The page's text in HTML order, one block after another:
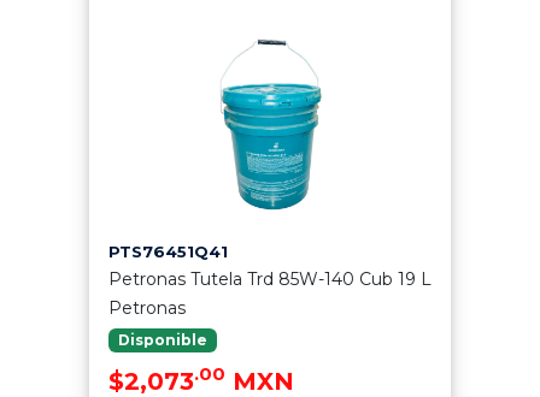
PTS76451Q41
Petronas Tutela Trd 85W-140 Cub 19 L
Petronas
Disponible
$2,073.00 MXN